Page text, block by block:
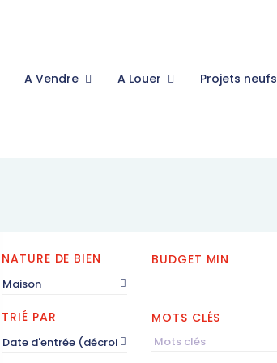
A Vendre A Louer Projets neufs
NATURE DE BIEN
Maison
BUDGET MIN
TRIÉ PAR
Date d'entrée (décroissant)
MOTS CLÉS